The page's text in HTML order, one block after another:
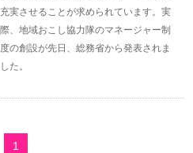
充実させることが求められています。実
際、地域おこし協力隊のマネージャー制
度の創設が先日、総務省から発表されま
した。
1